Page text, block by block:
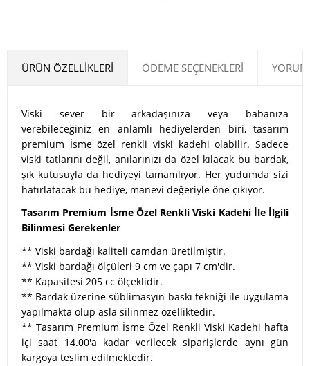
ÜRÜN ÖZELLIKLERI ÖDEME SEÇENEKLERI
Viski sever bir arkadaşınıza veya babanıza
verebileceğiniz en anlamlı hediyelerden biri, tasarım
premium İsme özel renkli viski kadehi olabilir. Sadece
viski tatlarını değil, anılarınızı da özel kılacak bu bardak,
şık kutusuyla da hediyeyi tamamlıyor. Her yudumda sizi
hatırlatacak bu hediye, manevi değeriyle öne çıkıyor.
Tasarım Premium İsme Özel Renkli Viski Kadehi İle İlgili
Bilinmesi Gerekenler
** Viski bardağı kaliteli camdan üretilmiştir.
** Viski bardağı ölçüleri 9 cm ve çapı 7 cm'dir.
** Kapasitesi 205 cc ölçeklidir.
** Bardak üzerine süblimasyın baskı tekniği ile uygulama
yapılmakta olup asla silinmez özelliktedir.
** Tasarım Premium İsme Özel Renkli Viski Kadehi hafta
içi saat 14.00'a kadar verilecek siparişlerde aynı gün
kargoya teslim edilmektedir.